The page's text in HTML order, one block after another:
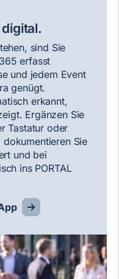
sind Sie
erfasst
und jedem Event
genügt.
erkannt,
Ergänzen Sie
Tastatur oder
Sie
und bei
ins PORTAL